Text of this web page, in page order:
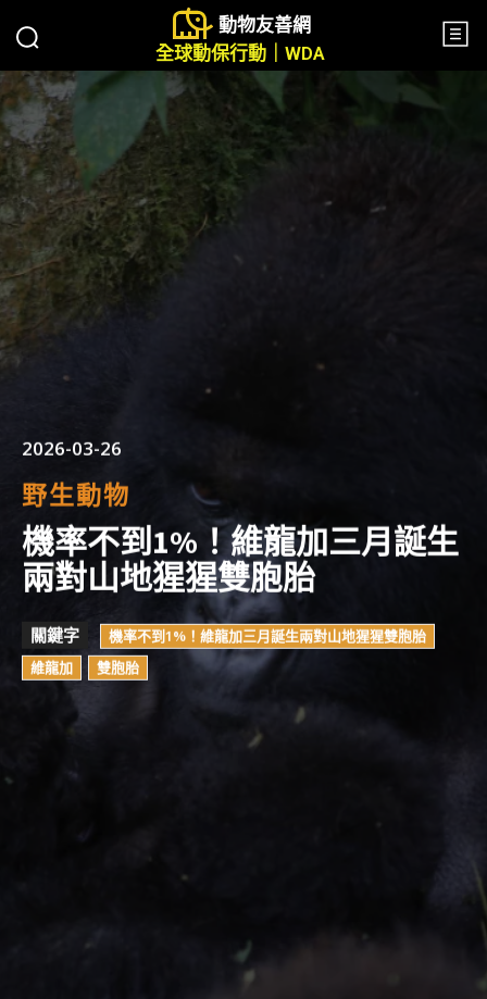
動物友善網
全球動保行動｜WDA
2026-03-26
野生動物
機率不到1%！維龍加三月誕生
兩對山地猩猩雙胞胎
關鍵字
機率不到1%！維龍加三月誕生兩對山地猩猩雙胞胎
維龍加
雙胞胎